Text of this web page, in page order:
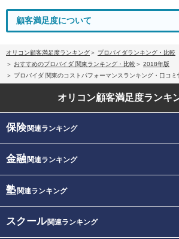
顧客満足度について
オリコン顧客満足度ランキング
プロバイダランキング・比較
おすすめのプロバイダ 関東ランキング・比較
2018年版
プロバイダ 関東のコストパフォーマンスランキング・口コミ
オリコン顧客満足度ランキ
保険関連ランキング
金融関連ランキング
塾関連ランキング
スクール関連ランキング